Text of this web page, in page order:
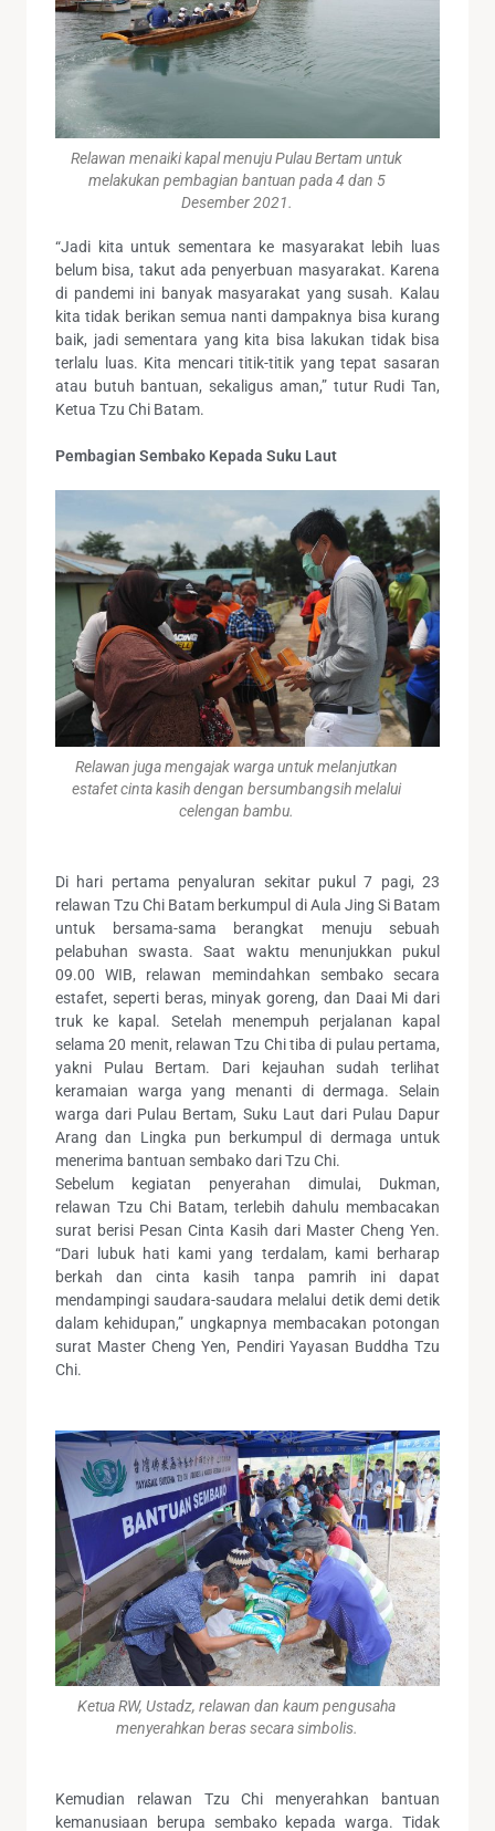
Relawan menaiki kapal menuju Pulau Bertam untuk
melakukan pembagian bantuan pada 4 dan 5
Desember 2021.
“Jadi kita untuk sementara ke masyarakat lebih luas
belum bisa, takut ada penyerbuan masyarakat. Karena
di pandemi ini banyak masyarakat yang susah. Kalau
kita tidak berikan semua nanti dampaknya bisa kurang
baik, jadi sementara yang kita bisa lakukan tidak bisa
terlalu luas. Kita mencari titik-titik yang tepat sasaran
atau butuh bantuan, sekaligus aman,” tutur Rudi Tan,
Ketua Tzu Chi Batam.
Pembagian Sembako Kepada Suku Laut
Relawan juga mengajak warga untuk melanjutkan
estafet cinta kasih dengan bersumbangsih melalui
celengan bambu.
Di hari pertama penyaluran sekitar pukul 7 pagi, 23
relawan Tzu Chi Batam berkumpul di Aula Jing Si Batam
untuk bersama-sama berangkat menuju sebuah
pelabuhan swasta. Saat waktu menunjukkan pukul
09.00 WIB, relawan memindahkan sembako secara
estafet, seperti beras, minyak goreng, dan Daai Mi dari
truk ke kapal. Setelah menempuh perjalanan kapal
selama 20 menit, relawan Tzu Chi tiba di pulau pertama,
yakni Pulau Bertam. Dari kejauhan sudah terlihat
keramaian warga yang menanti di dermaga. Selain
warga dari Pulau Bertam, Suku Laut dari Pulau Dapur
Arang dan Lingka pun berkumpul di dermaga untuk
menerima bantuan sembako dari Tzu Chi.
Sebelum kegiatan penyerahan dimulai, Dukman,
relawan Tzu Chi Batam, terlebih dahulu membacakan
surat berisi Pesan Cinta Kasih dari Master Cheng Yen.
“Dari lubuk hati kami yang terdalam, kami berharap
berkah dan cinta kasih tanpa pamrih ini dapat
mendampingi saudara-saudara melalui detik demi detik
dalam kehidupan,” ungkapnya membacakan potongan
surat Master Cheng Yen, Pendiri Yayasan Buddha Tzu
Chi.
Ketua RW, Ustadz, relawan dan kaum pengusaha
menyerahkan beras secara simbolis.
Kemudian relawan Tzu Chi menyerahkan bantuan
kemanusiaan berupa sembako kepada warga. Tidak